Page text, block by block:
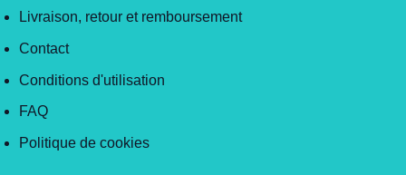
Livraison, retour et remboursement
Contact
Conditions d'utilisation
FAQ
Politique de cookies